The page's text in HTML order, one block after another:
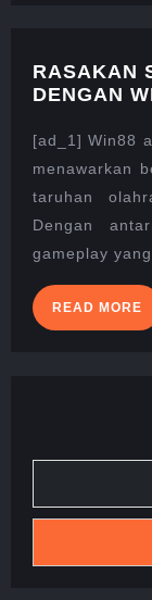
RASAKAN
DENGAN
[ad_1] Win88
menawarkan
taruhan
Dengan
gameplay
READ MORE